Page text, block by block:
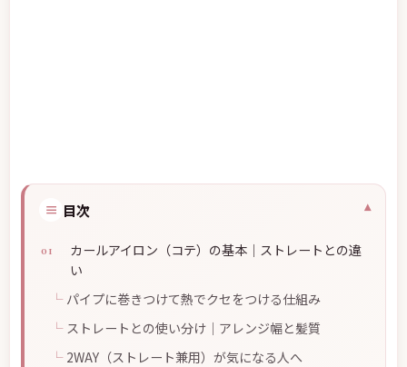
≡ 目次
カールアイロン（コテ）の基本｜ストレートとの違
い
パイプに巻きつけて熱でクセをつける仕組み
ストレートとの使い分け｜アレンジ幅と髪質
2WAY（ストレート兼用）が気になる人へ